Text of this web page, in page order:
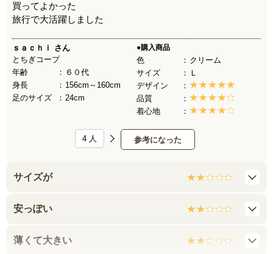
買ってよかった
旅行で大活躍しました
ｓａｃｈｉ
さん
とちぎコープ
年齢
６０代
身長
156cm～160cm
足のサイズ
24cm
●購入商品
色
クリーム
サイズ
Ｌ
デザイン
品質
着心地
参考になった
4 人
サイズが
安っぽい
薄くて大きい